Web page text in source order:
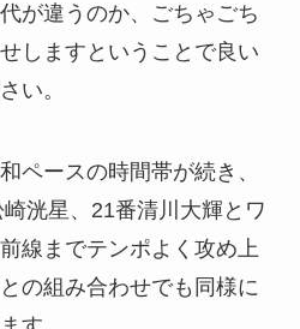
が違うのか、ごちゃごち
しますということで良い
い。
ペースの時間帯が続き、
洸星、21番清川大輝とワ
線までテンポよく攻め上
の組み合わせでも同様に